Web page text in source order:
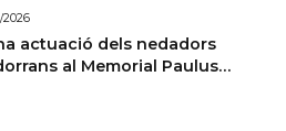
2026
actuació dels nedadors
al Memorial Paulus